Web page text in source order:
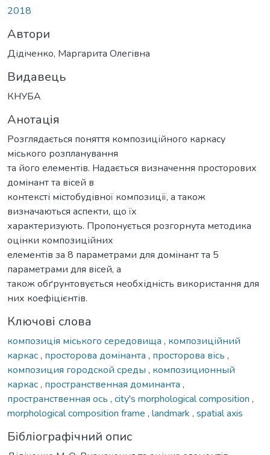
2018
Автори
Дідіченко, Маргарита Олегівна
Видавець
КНУБА
Анотація
Розглядається поняття композиційного каркасу
міського розпланування
та його елементів. Надається визначення просторових
домінант та вісей в
контексті містобудівної композиції, а також
визначаються аспекти, що їх
характеризують. Пропонується розгорнута методика
оцінки композиційних
елементів за 8 параметрами для домінант та 5
параметрами для вісей, а
також обґрунтовується необхідність використання для
них коефіцієнтів.
Ключові слова
композиція міського середовища , композиційний
каркаc, просторова домінанта , просторова вісь ,
композиция городской среды , композиционный
каркас, пространственная доминанта ,
пространственная ось , city's morphological composition ,
morphological composition frame , landmark , spatial axis
Бібліографічний опис